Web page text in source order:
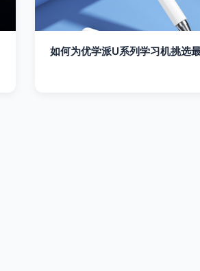
如何为优学派U系列学习机挑选